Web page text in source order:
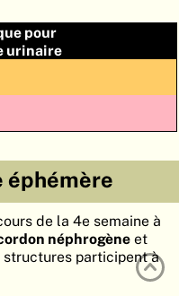
pour
urinaire
éphémère
de la 4e semaine à
néphrogèneet
structures participent à